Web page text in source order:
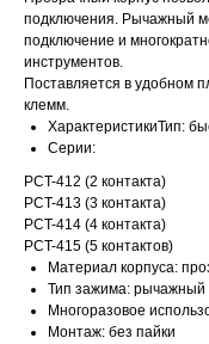
подключения. Рычажный
подключение и
инструментов.
Поставляется в удобном
клемм.
ХарактеристикиТип:
Серии:
PCT-412 (2 контакта)
PCT-413 (3 контакта)
PCT-414 (4 контакта)
PCT-415 (5 контактов)
Материал корпуса:
Тип зажима: рычажный
Многоразовое
Монтаж: без пайки